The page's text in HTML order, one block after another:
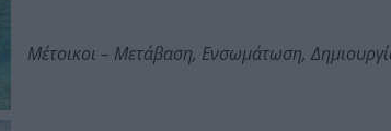
Μέτοικοι – Μετάβαση, Ενσωμάτωση,